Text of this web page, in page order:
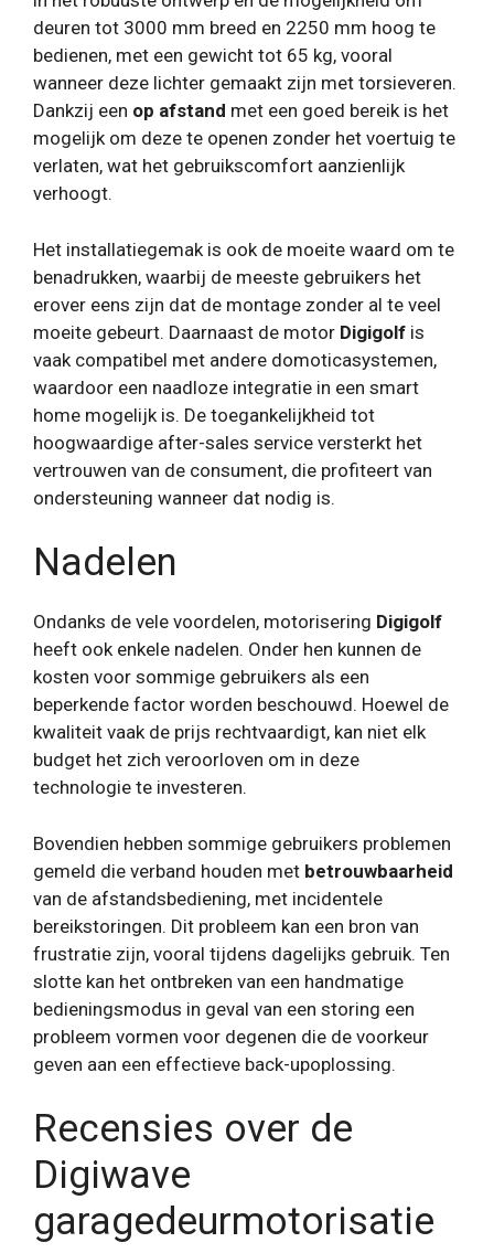
deuren tot 3000 mm breed en 2250 mm hoog te
bedienen, met een gewicht tot 65 kg, vooral
wanneer deze lichter gemaakt zijn met torsieveren.
Dankzij een op afstand met een goed bereik is het
mogelijk om deze te openen zonder het voertuig te
verlaten, wat het gebruikscomfort aanzienlijk
verhoogt.
Het installatiegemak is ook de moeite waard om te
benadrukken, waarbij de meeste gebruikers het
erover eens zijn dat de montage zonder al te veel
moeite gebeurt. Daarnaast de motor Digigolf is
vaak compatibel met andere domoticasystemen,
waardoor een naadloze integratie in een smart
home mogelijk is. De toegankelijkheid tot
hoogwaardige after-sales service versterkt het
vertrouwen van de consument, die profiteert van
ondersteuning wanneer dat nodig is.
Nadelen
Ondanks de vele voordelen, motorisering Digigolf
heeft ook enkele nadelen. Onder hen kunnen de
kosten voor sommige gebruikers als een
beperkende factor worden beschouwd. Hoewel de
kwaliteit vaak de prijs rechtvaardigt, kan niet elk
budget het zich veroorloven om in deze
technologie te investeren.
Bovendien hebben sommige gebruikers problemen
gemeld die verband houden met betrouwbaarheid
van de afstandsbediening, met incidentele
bereikstoringen. Dit probleem kan een bron van
frustratie zijn, vooral tijdens dagelijks gebruik. Ten
slotte kan het ontbreken van een handmatige
bedieningsmodus in geval van een storing een
probleem vormen voor degenen die de voorkeur
geven aan een effectieve back-upoplossing.
Recensies over de
Digiwave
garagedeurmotorisatie